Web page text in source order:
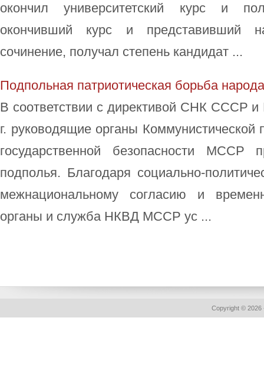
окончил университетский курс и
окончивший курс и представивший
сочинение, получал степень кандидат ...
Подпольная патриотическая борьба
В соответствии с директивой СНК СССР
г. руководящие органы
государственной безопасности МССР
подполья. Благодаря социально-
межнациональному согласию и
органы и служба НКВД МССР ус ...
Copyright © 2026